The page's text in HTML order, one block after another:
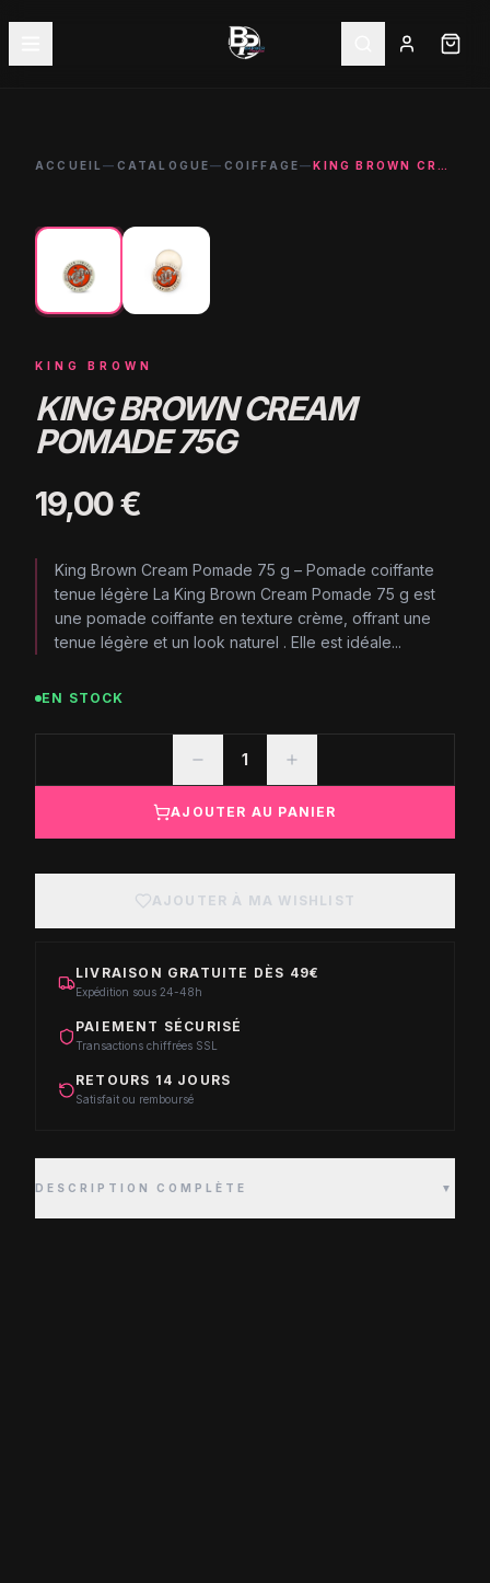
ACCUEIL— CATALOGUE— COIFFAGE— KING BROWN CREAM POMADE 75G
KING BROWN
KING BROWN CREAM
POMADE 75G
19,00 €
King Brown Cream Pomade 75 g – Pomade coiffante
tenue légère La King Brown Cream Pomade 75 g est
une pomade coiffante en texture crème, offrant une
tenue légère et un look naturel . Elle est idéale...
EN STOCK
1
AJOUTER AU PANIER
AJOUTER À MA WISHLIST
LIVRAISON GRATUITE DÈS 49€
Expédition sous 24-48h
PAIEMENT SÉCURISÉ
Transactions chiffrées SSL
RETOURS 14 JOURS
Satisfait ou remboursé
DESCRIPTION COMPLÈTE ▼